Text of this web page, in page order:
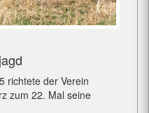
richtete der Verein
zum 22. Mal seine